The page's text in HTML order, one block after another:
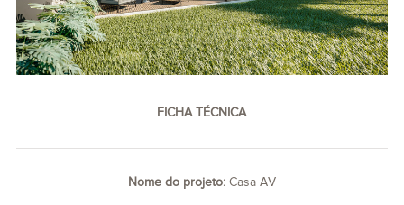
FICHA TÉCNICA
Nome do projeto: Casa AV